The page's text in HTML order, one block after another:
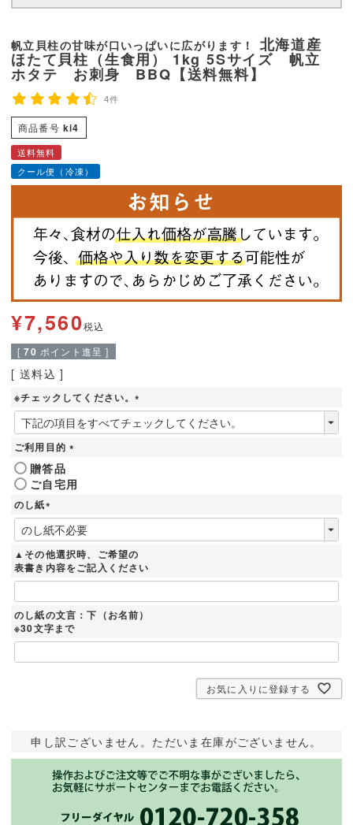
帆立貝柱の甘味が口いっぱいに広がります！ 北海道産
ほたて貝柱（生食用） 1kg 5Sサイズ 帆立
ホタテ お刺身 BBQ【送料無料】
4件
商品番号 ki4
送料無料
クール便（冷凍）
¥7,560税込
[ 70 ポイント進呈 ]
送料込
※チェックしてください。
(
必
ご利用目的
必
須
贈答品
ご自宅用
のし紙
(
必
須
)
▲その他選択時、ご希望の
表書き内容をご記入ください
のし紙の文言：下（お名前）
※30文字まで
お気に入りに登録する
申し訳ございません。ただいま在庫がございません。